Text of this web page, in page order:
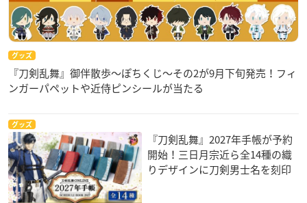
グッズ
『刀剣乱舞』御伴散歩～ぽちくじ～その2が9月下旬発売！フィ
ンガーパペットや近侍ピンシールが当たる
グッズ
『刀剣乱舞』2027年手帳が予約
開始！三日月宗近ら全14種の織
りデザインに刀剣男士名を刻印